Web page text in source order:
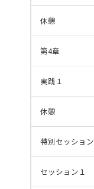
休憩
第4章
実践１
休憩
特別セッション
セッション１